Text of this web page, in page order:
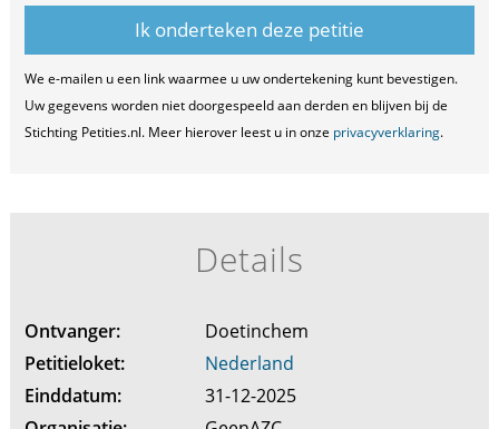
We e-mailen u een link waarmee u uw ondertekening kunt bevestigen.
Uw gegevens worden niet doorgespeeld aan derden en blijven bij de
Stichting Petities.nl. Meer hierover leest u in onze privacyverklaring.
Details
Ontvanger:
Doetinchem
Petitieloket:
Nederland
Einddatum:
31-12-2025